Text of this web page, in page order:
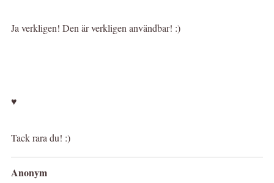
Ja verkligen! Den är verkligen användbar! :)
♥
Tack rara du! :)
Anonym